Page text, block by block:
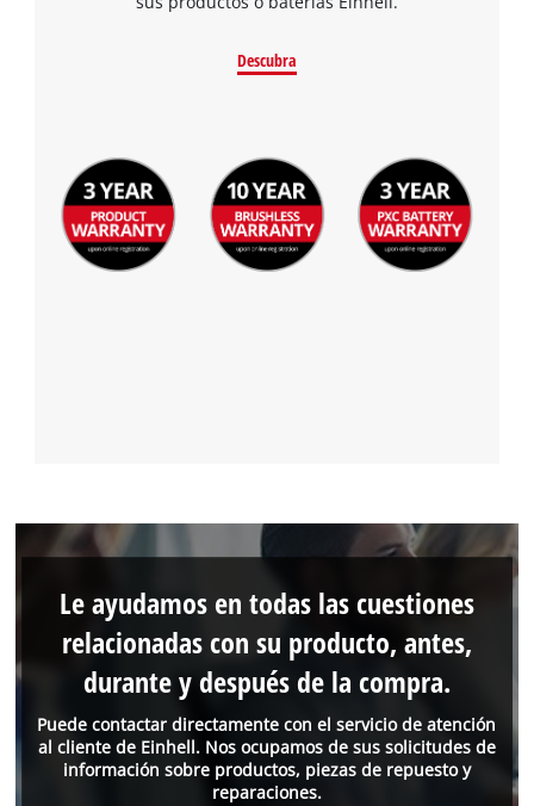
Descubra
Puede contactar directamente con el servicio de atención
al cliente de Einhell. Nos ocupamos de sus solicitudes de
información sobre productos, piezas de repuesto y
reparaciones.
Le ayudamos en todas las cuestiones
relacionadas con su producto, antes,
durante y después de la compra.